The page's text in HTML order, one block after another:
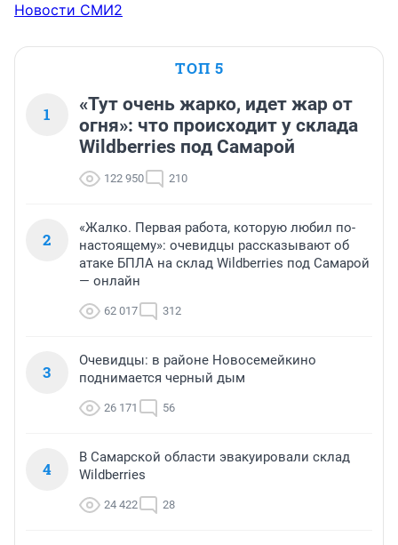
Новости СМИ2
ТОП 5
1
«Тут очень жарко, идет жар от
огня»: что происходит у склада
Wildberries под Самарой
122 950 210
2
«Жалко. Первая работа, которую любил по-
настоящему»: очевидцы рассказывают об
атаке БПЛА на склад Wildberries под Самарой
— онлайн
62 017 312
3
Очевидцы: в районе Новосемейкино
поднимается черный дым
26 171 56
4
В Самарской области эвакуировали склад
Wildberries
24 422 28